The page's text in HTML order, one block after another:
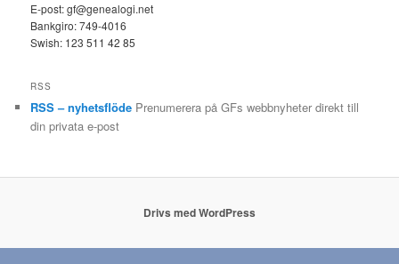
E-post: gf@genealogi.net
Bankgiro: 749-4016
Swish: 123 511 42 85
RSS
RSS – nyhetsflöde Prenumerera på GFs webbnyheter direkt till
din privata e-post
Drivs med WordPress